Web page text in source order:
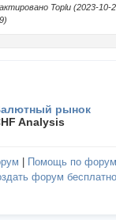
Toplu (2023-10-
рынок
Analysis
Помощь по